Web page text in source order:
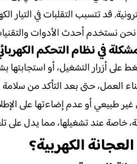
قد تتسبب التقلبات في التيار
نستخدم أحدث الأدوات
في نظام التحكم
على أزرار التشغيل، أو
العمل، حتى بعد التأكد من
طبيعي أو عدم إضاءتها على
خاصة عند تشغيلها، مما يدل على
الكهربية؟